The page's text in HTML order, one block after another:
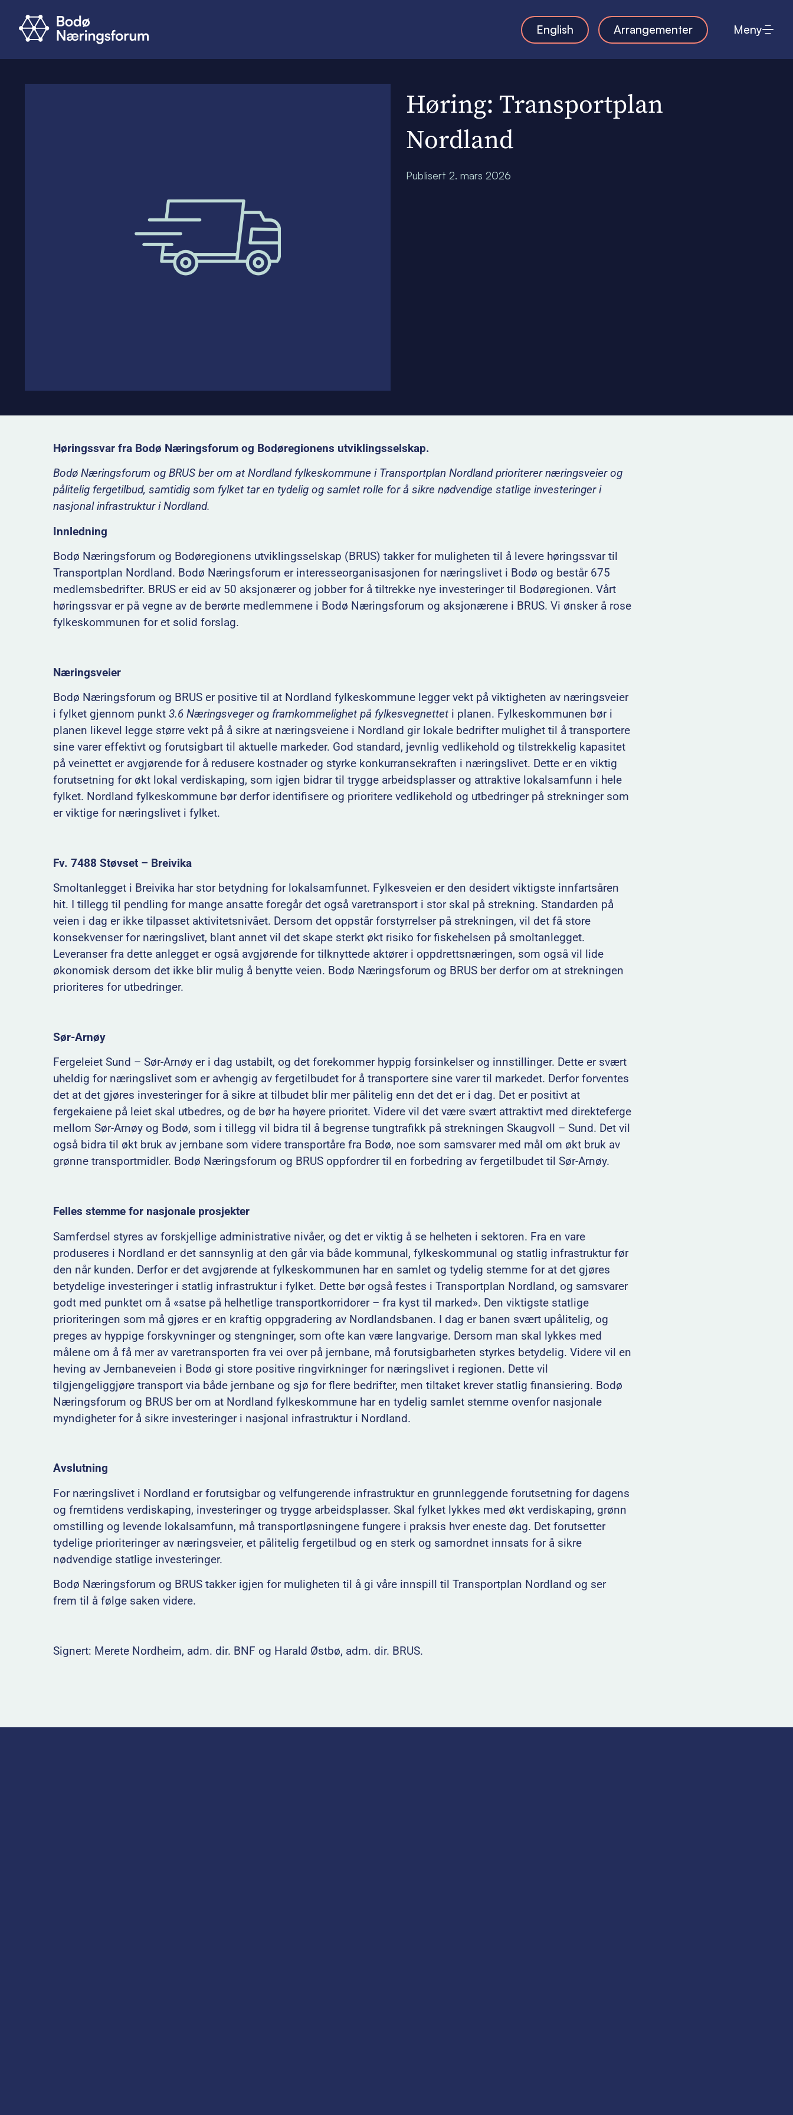
English Arrangementer Meny
Høring: Transportplan
Nordland
Publisert 2. mars 2026
Høringssvar fra Bodø Næringsforum og Bodøregionens utviklingsselskap.
Bodø Næringsforum og BRUS ber om at Nordland fylkeskommune i Transportplan Nordland prioriterer næringsveier og
pålitelig fergetilbud, samtidig som fylket tar en tydelig og samlet rolle for å sikre nødvendige statlige investeringer i
nasjonal infrastruktur i Nordland.
Innledning
Bodø Næringsforum og Bodøregionens utviklingsselskap (BRUS) takker for muligheten til å levere høringssvar til
Transportplan Nordland. Bodø Næringsforum er interesseorganisasjonen for næringslivet i Bodø og består 675
medlemsbedrifter. BRUS er eid av 50 aksjonærer og jobber for å tiltrekke nye investeringer til Bodøregionen. Vårt
høringssvar er på vegne av de berørte medlemmene i Bodø Næringsforum og aksjonærene i BRUS. Vi ønsker å rose
fylkeskommunen for et solid forslag.
Næringsveier
Bodø Næringsforum og BRUS er positive til at Nordland fylkeskommune legger vekt på viktigheten av næringsveier
i fylket gjennom punkt 3.6 Næringsveger og framkommelighet på fylkesvegnettet i planen. Fylkeskommunen bør i
planen likevel legge større vekt på å sikre at næringsveiene i Nordland gir lokale bedrifter mulighet til å transportere
sine varer effektivt og forutsigbart til aktuelle markeder. God standard, jevnlig vedlikehold og tilstrekkelig kapasitet
på veinettet er avgjørende for å redusere kostnader og styrke konkurransekraften i næringslivet. Dette er en viktig
forutsetning for økt lokal verdiskaping, som igjen bidrar til trygge arbeidsplasser og attraktive lokalsamfunn i hele
fylket. Nordland fylkeskommune bør derfor identifisere og prioritere vedlikehold og utbedringer på strekninger som
er viktige for næringslivet i fylket.
Fv. 7488 Støvset – Breivika
Smoltanlegget i Breivika har stor betydning for lokalsamfunnet. Fylkesveien er den desidert viktigste innfartsåren
hit. I tillegg til pendling for mange ansatte foregår det også varetransport i stor skal på strekning. Standarden på
veien i dag er ikke tilpasset aktivitetsnivået. Dersom det oppstår forstyrrelser på strekningen, vil det få store
konsekvenser for næringslivet, blant annet vil det skape sterkt økt risiko for fiskehelsen på smoltanlegget.
Leveranser fra dette anlegget er også avgjørende for tilknyttede aktører i oppdrettsnæringen, som også vil lide
økonomisk dersom det ikke blir mulig å benytte veien. Bodø Næringsforum og BRUS ber derfor om at strekningen
prioriteres for utbedringer.
Sør-Arnøy
Fergeleiet Sund – Sør-Arnøy er i dag ustabilt, og det forekommer hyppig forsinkelser og innstillinger. Dette er svært
uheldig for næringslivet som er avhengig av fergetilbudet for å transportere sine varer til markedet. Derfor forventes
det at det gjøres investeringer for å sikre at tilbudet blir mer pålitelig enn det det er i dag. Det er positivt at
fergekaiene på leiet skal utbedres, og de bør ha høyere prioritet. Videre vil det være svært attraktivt med direkteferge
mellom Sør-Arnøy og Bodø, som i tillegg vil bidra til å begrense tungtrafikk på strekningen Skaugvoll – Sund. Det vil
også bidra til økt bruk av jernbane som videre transportåre fra Bodø, noe som samsvarer med mål om økt bruk av
grønne transportmidler. Bodø Næringsforum og BRUS oppfordrer til en forbedring av fergetilbudet til Sør-Arnøy.
Felles stemme for nasjonale prosjekter
Samferdsel styres av forskjellige administrative nivåer, og det er viktig å se helheten i sektoren. Fra en vare
produseres i Nordland er det sannsynlig at den går via både kommunal, fylkeskommunal og statlig infrastruktur før
den når kunden. Derfor er det avgjørende at fylkeskommunen har en samlet og tydelig stemme for at det gjøres
betydelige investeringer i statlig infrastruktur i fylket. Dette bør også festes i Transportplan Nordland, og samsvarer
godt med punktet om å «satse på helhetlige transportkorridorer – fra kyst til marked». Den viktigste statlige
prioriteringen som må gjøres er en kraftig oppgradering av Nordlandsbanen. I dag er banen svært upålitelig, og
preges av hyppige forskyvninger og stengninger, som ofte kan være langvarige. Dersom man skal lykkes med
målene om å få mer av varetransporten fra vei over på jernbane, må forutsigbarheten styrkes betydelig. Videre vil en
heving av Jernbaneveien i Bodø gi store positive ringvirkninger for næringslivet i regionen. Dette vil
tilgjengeliggjøre transport via både jernbane og sjø for flere bedrifter, men tiltaket krever statlig finansiering. Bodø
Næringsforum og BRUS ber om at Nordland fylkeskommune har en tydelig samlet stemme ovenfor nasjonale
myndigheter for å sikre investeringer i nasjonal infrastruktur i Nordland.
Avslutning
For næringslivet i Nordland er forutsigbar og velfungerende infrastruktur en grunnleggende forutsetning for dagens
og fremtidens verdiskaping, investeringer og trygge arbeidsplasser. Skal fylket lykkes med økt verdiskaping, grønn
omstilling og levende lokalsamfunn, må transportløsningene fungere i praksis hver eneste dag. Det forutsetter
tydelige prioriteringer av næringsveier, et pålitelig fergetilbud og en sterk og samordnet innsats for å sikre
nødvendige statlige investeringer.
Bodø Næringsforum og BRUS takker igjen for muligheten til å gi våre innspill til Transportplan Nordland og ser
frem til å følge saken videre.
Signert: Merete Nordheim, adm. dir. BNF og Harald Østbø, adm. dir. BRUS.